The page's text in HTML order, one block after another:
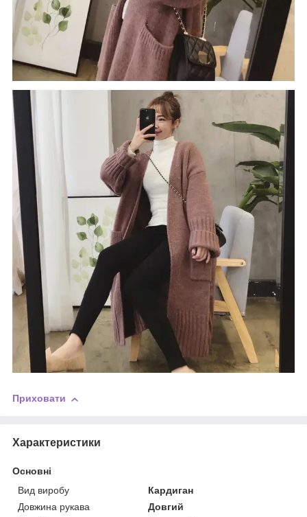
Приховати
Характеристики
Основні
Вид виробу
Кардиган
Довжина рукава
Довгий